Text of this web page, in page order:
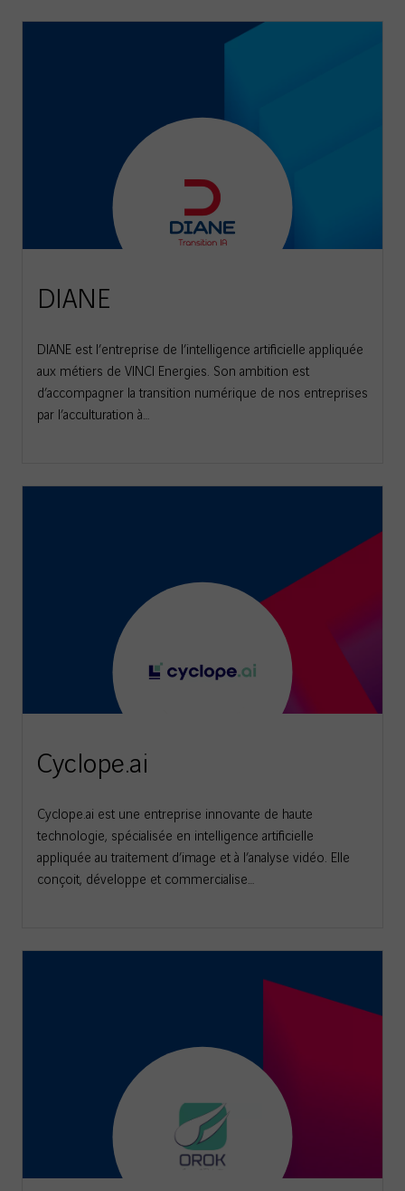
DIANE
DIANE est l’entreprise de l’intelligence artificielle appliquée
aux métiers de VINCI Energies. Son ambition est
d’accompagner la transition numérique de nos entreprises
par l’acculturation à…
Cyclope.ai
Cyclope.ai est une entreprise innovante de haute
technologie, spécialisée en intelligence artificielle
appliquée au traitement d’image et à l’analyse vidéo. Elle
conçoit, développe et commercialise…